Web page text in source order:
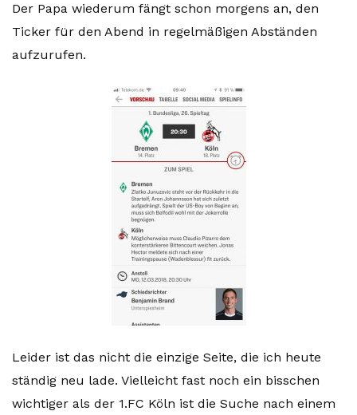
Der Papa wiederum fängt schon morgens an, den
Ticker für den Abend in regelmäßigen Abständen
aufzurufen.
Leider ist das nicht die einzige Seite, die ich heute
ständig neu lade. Vielleicht fast noch ein bisschen
wichtiger als der 1.FC Köln ist die Suche nach einem